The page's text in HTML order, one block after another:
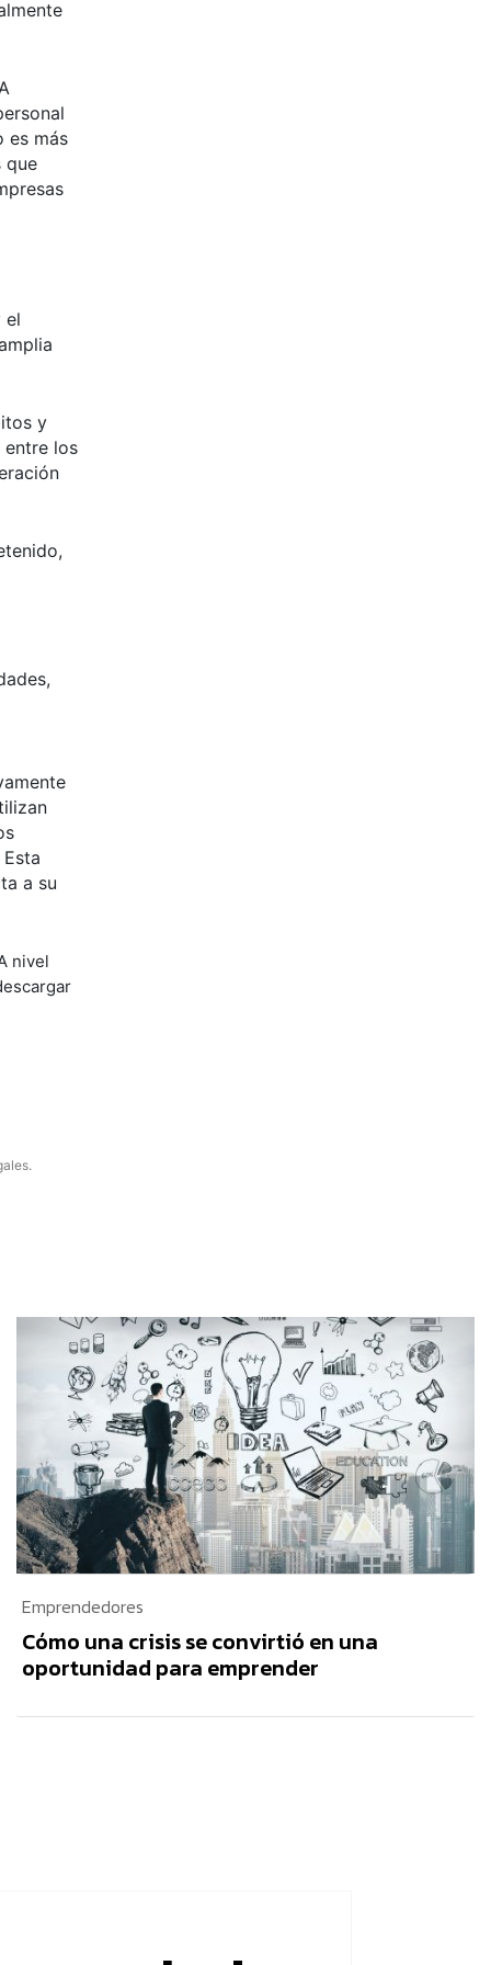
es más
que
el
y
entre los
a su
nivel
Emprendedores
Cómo una crisis se convirtió en una
oportunidad para emprender